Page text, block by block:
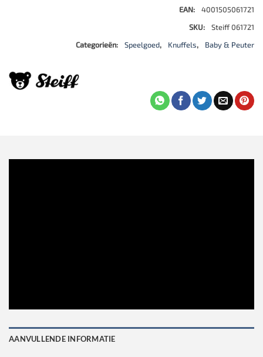
EAN:
4001505061721
SKU:
Steiff 061721
Categorieën:
Speelgoed, Knuffels, Baby & Peuter
AANVULLENDE INFORMATIE